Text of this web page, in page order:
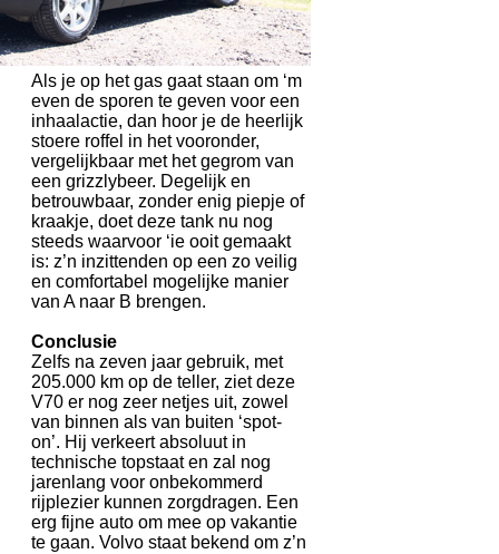
Als je op het gas gaat staan om ‘m
even de sporen te geven voor een
inhaalactie, dan hoor je de heerlijk
stoere roffel in het vooronder,
vergelijkbaar met het gegrom van
een grizzlybeer. Degelijk en
betrouwbaar, zonder enig piepje of
kraakje, doet deze tank nu nog
steeds waarvoor ‘ie ooit gemaakt
is: z’n inzittenden op een zo veilig
en comfortabel mogelijke manier
van A naar B brengen.
Conclusie
Zelfs na zeven jaar gebruik, met
205.000 km op de teller, ziet deze
V70 er nog zeer netjes uit, zowel
van binnen als van buiten ‘spot-
on’. Hij verkeert absoluut in
technische topstaat en zal nog
jarenlang voor onbekommerd
rijplezier kunnen zorgdragen. Een
erg fijne auto om mee op vakantie
te gaan. Volvo staat bekend om z’n